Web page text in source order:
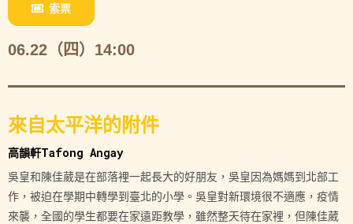
索票
06.22（四）14:00
來自太平洋的附件
高韻軒Tafong Angay
吳皇和陳佳葳是在部落裡一起長大的好朋友，吳皇因為媽媽到北部工
作，被迫在學期中轉學到臺北的小學。吳皇對新環境很不適應，疫情
來襲，全國的學生都要在家遠距教學，雖然整天待在家裡，但陳佳葳